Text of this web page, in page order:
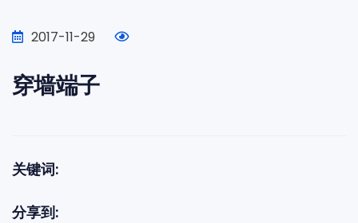
2017-11-29
穿墙端子
关键词:
分享到: